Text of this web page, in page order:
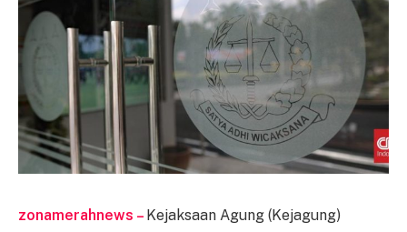
zonamerahnews – Kejaksaan Agung (Kejagung)